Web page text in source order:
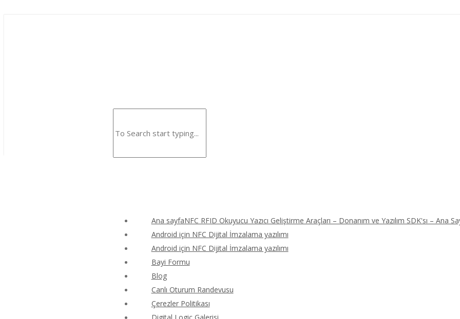
Ana sayfaNFC RFID Okuyucu Yazıcı Geliştirme Araçları – Donanım ve Yazılım SDK'sı – Ana
Android için NFC Dijital İmzalama yazılımı
Android için NFC Dijital İmzalama yazılımı
Bayi Formu
Blog
Canlı Oturum Randevusu
Çerezler Politikası